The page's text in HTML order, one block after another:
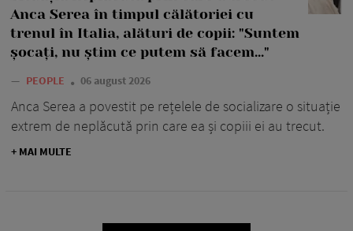
Anca Serea în timpul călătoriei cu
trenul în Italia, alături de copii: "Suntem
șocați, nu știm ce putem să facem..."
— PEOPLE 06 august 2026
Anca Serea a povestit pe rețelele de socializare o situație
extrem de neplăcută prin care ea și copiii ei au trecut.
+ MAI MULTE